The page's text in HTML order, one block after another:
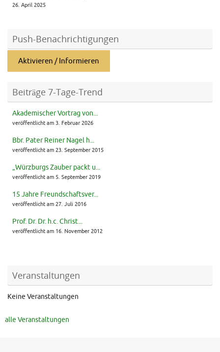
26. April 2025
Push-Benachrichtigungen
Aktivieren / Informieren
Beiträge 7-Tage-Trend
Akademischer Vortrag von...
veröffentlicht am 3. Februar 2026
Bbr. Pater Reiner Nagel h...
veröffentlicht am 23. September 2015
„Würzburgs Zauber packt u...
veröffentlicht am 5. September 2019
15 Jahre Freundschaftsver...
veröffentlicht am 27. Juli 2016
Prof. Dr. Dr. h.c. Christ...
veröffentlicht am 16. November 2012
Veranstaltungen
Keine Veranstaltungen
alle Veranstaltungen